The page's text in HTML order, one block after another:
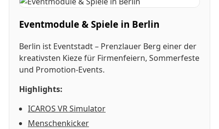
Eventmodule & Spiele in Berlin
Berlin ist Eventstadt – Prenzlauer Berg einer der
kreativsten Kieze für Firmenfeiern, Sommerfeste
und Promotion-Events.
Highlights:
ICAROS VR Simulator
Menschenkicker